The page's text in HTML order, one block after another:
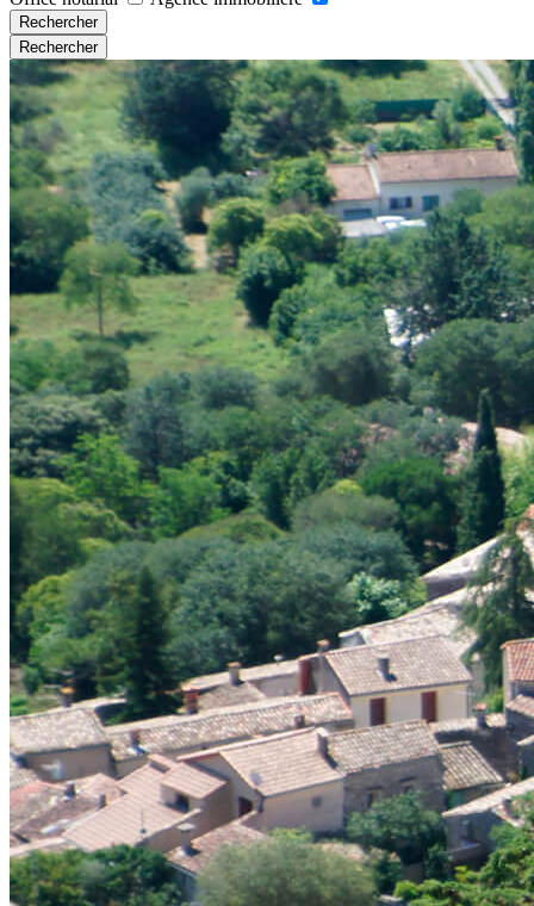
Rechercher
Rechercher